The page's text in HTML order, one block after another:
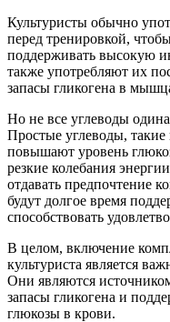
Культуристы обычно
перед тренировкой,
поддерживать высокую
также употребляют их
запасы гликогена в
Но не все углеводы
Простые углеводы, такие
повышают уровень
резкие колебания
отдавать предпочтение
будут долгое время
способствовать
В целом, включение
культуриста является
Они являются
запасы гликогена и
глюкозы в крови.